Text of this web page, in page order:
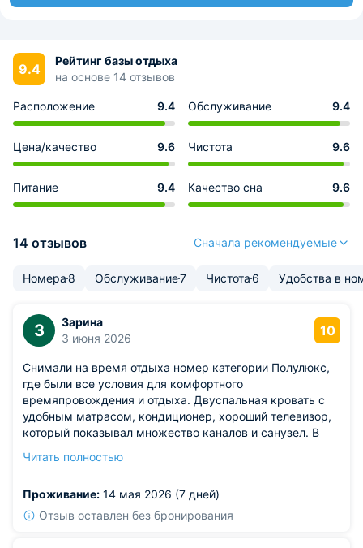
9.4
Рейтинг базы отдыха
на основе 14 отзывов
Расположение 9.4 Обслуживание 9.4
Цена/качество 9.6 Чистота 9.6
Питание 9.4 Качество сна 9.6
14 отзывов Сначала рекомендуемые
Номера 8 Обслуживание7 Чистота 6 Удобства в
З
Зарина
3 июня 2026
10
Снимали на время отдыха номер категории Полулюкс,
где были все условия для комфортного
времяпровождения и отдыха. Двуспальная кровать с
удобным матрасом, кондиционер, хороший телевизор,
который показывал множество каналов и санузел. В
цене, а экскурсионное обслуживание проходит по
Читать полностью
Проживание: 14 мая 2026 (7 дней)
Отзыв оставлен без бронирования